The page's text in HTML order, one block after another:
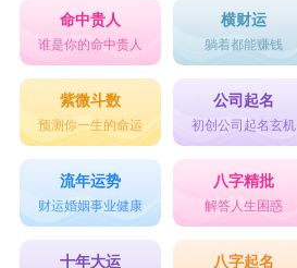
命中贵人
谁是你的命中贵人
横财运
躺着都能赚钱
紫微斗数
预测你一生的命运
公司起名
初创公司起名玄机
流年运势
财运婚姻事业健康
八字精批
解答人生困惑
十年大运 八字起名